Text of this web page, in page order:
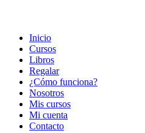
Inicio
Cursos
Libros
Regalar
¿Cómo funciona?
Nosotros
Mis cursos
Mi cuenta
Contacto